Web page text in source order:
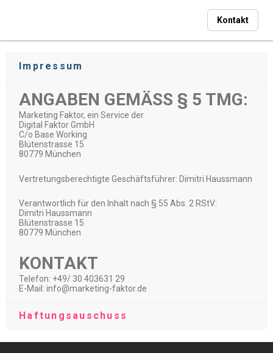
Kontakt
Impressum
ANGABEN GEMÄSS § 5 TMG:
Marketing Faktor, ein Service der
Digital Faktor GmbH
C/o Base Working
Blütenstrasse 15
80779 München
Vertretungsberechtigte Geschäftsführer: Dimitri Haussmann
Verantwortlich für den Inhalt nach § 55 Abs. 2 RStV:
Dimitri Haussmann
Blütenstrasse 15
80779 München
KONTAKT
Telefon: +49/ 30 403631 29
E-Mail: info@marketing-faktor.de
Haftungsauschuss